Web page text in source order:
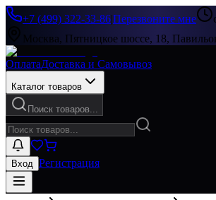
+7 (499) 322-33-86|Перезвоните мне
Москва, Пятницкое шоссе, 18,
ОплатаДоставка и Самовывоз
Каталог товаров
Поиск товаров...
Вход Регистрация